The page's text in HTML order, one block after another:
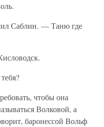
Саблин. — Таню где
чтобы она
Волковой, а
баронессой Вольф